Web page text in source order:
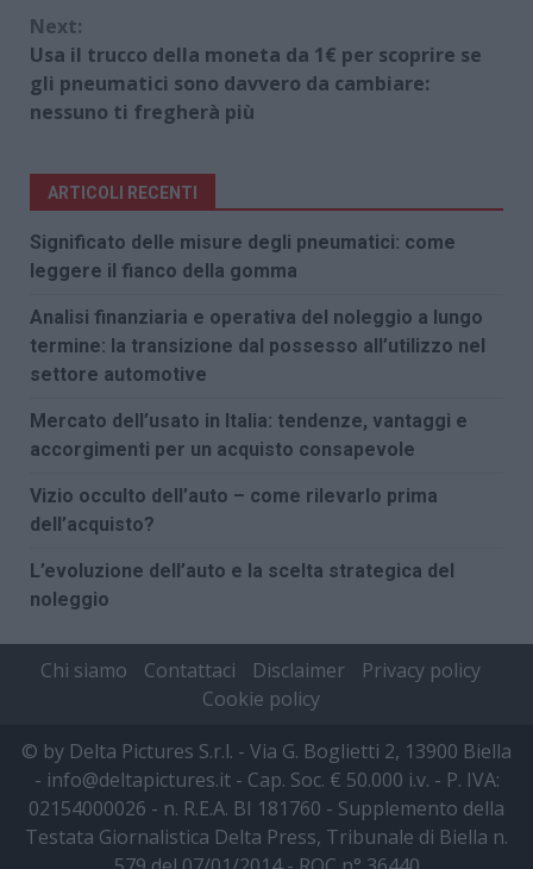
Next:
Usa il trucco della moneta da 1€ per scoprire se
gli pneumatici sono davvero da cambiare:
nessuno ti fregherà più
ARTICOLI RECENTI
Significato delle misure degli pneumatici: come
leggere il fianco della gomma
Analisi finanziaria e operativa del noleggio a lungo
termine: la transizione dal possesso all’utilizzo nel
settore automotive
Mercato dell’usato in Italia: tendenze, vantaggi e
accorgimenti per un acquisto consapevole
Vizio occulto dell’auto – come rilevarlo prima
dell’acquisto?
L’evoluzione dell’auto e la scelta strategica del
noleggio
Chi siamo Contattaci Disclaimer
Privacy policy
Cookie policy
© by Delta Pictures S.r.l. - Via G. Boglietti 2, 13900 Biella
- info@deltapictures.it - Cap. Soc. € 50.000 i.v. - P. IVA:
02154000026 - n. R.E.A. BI 181760 - Supplemento della
Testata Giornalistica Delta Press, Tribunale di Biella n.